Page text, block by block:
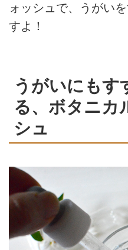
ォッシュで、うがい
すよ！
うがいにもす
る、ボタニカ
シュ